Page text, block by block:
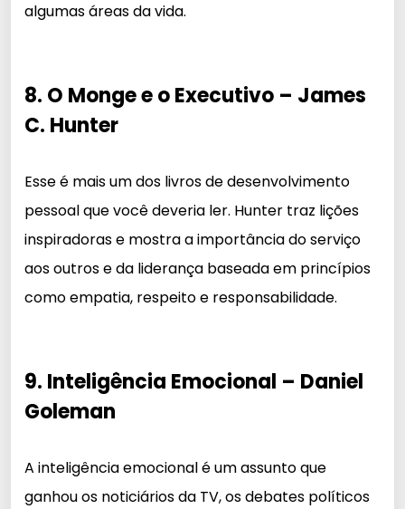
algumas áreas da vida.
8. O Monge e o Executivo – James
C. Hunter
Esse é mais um dos livros de desenvolvimento
pessoal que você deveria ler. Hunter traz lições
inspiradoras e mostra a importância do serviço
aos outros e da liderança baseada em princípios
como empatia, respeito e responsabilidade.
9. Inteligência Emocional – Daniel
Goleman
A inteligência emocional é um assunto que
ganhou os noticiários da TV, os debates políticos